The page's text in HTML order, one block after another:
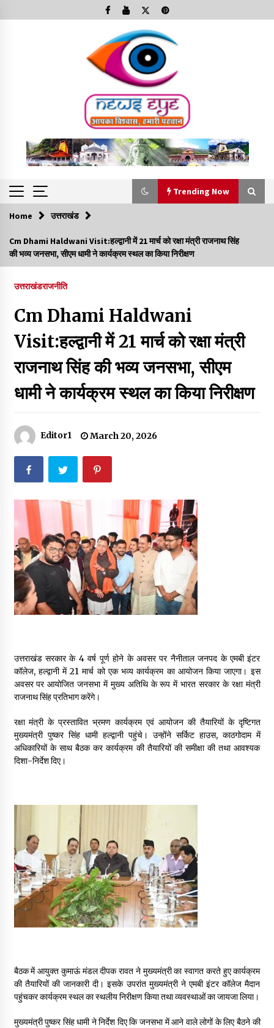
to
Trending Now
Trending Now
Minorities Rights Day : विश्व अल्पसंख्यक अधिकार दिवस
कार्यक्रम में शामिल हुए सीएम,आधुनिक मदरसों का नाम अब्दुल कलाम के नाम
Thought Of The Day 7 September
September 7, 2023
Thought Of The Day 6 September
September 6, 2023
May 18, 2022
Thought Of The Day 17 May
May 17, 2022
Thought Of The Day 16 May
May 16, 2022
Thought Of The Day 14 May
May 14, 2022
Thought Of The Day 13 May
May 13, 2022
May 12, 2022
Thought Of The Day 9 May
May 9, 2022
Home उत्तराखंड
Cm Dhami Haldwani Visit:हल्द्वानी में 21 मार्च को रक्षा मंत्री राजनाथ सिंह
की भव्य जनसभा, सीएम धामी ने कार्यक्रम स्थल का किया निरीक्षण
उत्तराखंडराजनीति
Cm Dhami Haldwani
Visit:हल्द्वानी में 21 मार्च को रक्षा मंत्री
राजनाथ सिंह की भव्य जनसभा, सीएम
धामी ने कार्यक्रम स्थल का किया निरीक्षण
Editor1 March 20, 2026
उत्तराखंड सरकार के 4 वर्ष पूर्ण होने के अवसर पर नैनीताल जनपद के एमबी इंटर
कॉलेज, हल्द्वानी में 21 मार्च को एक भव्य कार्यक्रम का आयोजन किया जाएगा। इस
अवसर पर आयोजित जनसभा में मुख्य अतिथि के रूप में भारत सरकार के रक्षा मंत्री
राजनाथ सिंह प्रतिभाग करेंगे।
रक्षा मंत्री के प्रस्तावित भ्रमण कार्यक्रम एवं आयोजन की तैयारियों के दृष्टिगत
मुख्यमंत्री पुष्कर सिंह धामी हल्द्वानी पहुंचे। उन्होंने सर्किट हाउस, काठगोदाम में
अधिकारियों के साथ बैठक कर कार्यक्रम की तैयारियों की समीक्षा की तथा आवश्यक
दिशा-निर्देश दिए।
बैठक में आयुक्त कुमाऊं मंडल दीपक रावत ने मुख्यमंत्री का स्वागत करते हुए कार्यक्रम
की तैयारियों की जानकारी दी। इसके उपरांत मुख्यमंत्री ने एमबी इंटर कॉलेज मैदान
पहुंचकर कार्यक्रम स्थल का स्थलीय निरीक्षण किया तथा व्यवस्थाओं का जायजा लिया।
मुख्यमंत्री पुष्कर सिंह धामी ने निर्देश दिए कि जनसभा में आने वाले लोगों के लिए बैठने की